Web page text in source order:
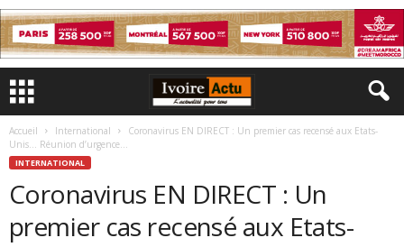
Accueil International
Coronavirus EN DIRECT : Un premier cas recensé aux Etats-
Unis… Réunion d’urgence...
INTERNATIONAL
Coronavirus EN DIRECT : Un
premier cas recensé aux Etats-